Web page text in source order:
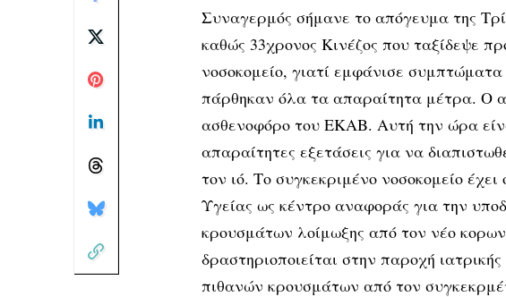
Συναγερμός σήμανε το απόγευμα της
καθώς 33χρονος Κινέζος που ταξίδεψε
νοσοκομείο, γιατί εμφάνισε
πάρθηκαν όλα τα απαραίτητα μέτρα. Ο
ασθενοφόρο του ΕΚΑΒ. Αυτή την ώρα
απαραίτητες εξετάσεις για να
τον ιό. Το συγκεκριμένο νοσοκομείο
Υγείας ως κέντρο αναφοράς για την
κρουσμάτων λοίμωξης από τον νέο
δραστηριοποιείται στην παροχή
πιθανών κρουσμάτων από τον